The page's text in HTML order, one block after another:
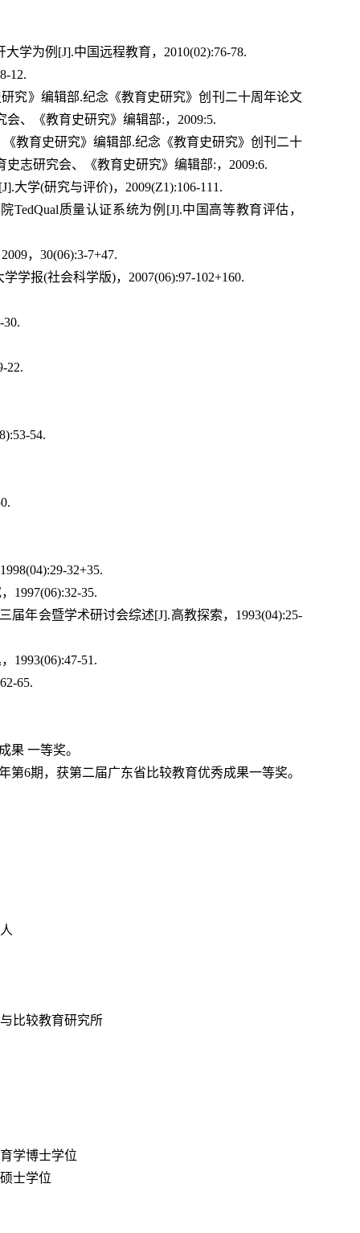
学为例[J].中国远程教育，2010(02):76-78.
12.
究》编辑部.纪念《教育史研究》创刊二十周年论文
、《教育史研究》编辑部:，2009:5.
教育史研究》编辑部.纪念《教育史研究》创刊二十
志研究会、《教育史研究》编辑部:，2009:6.
大学(研究与评价)，2009(Z1):106-111.
质量认证系统为例[J].中国高等教育评估，
，30(06):3-7+47.
学报(社会科学版)，2007(06):97-102+160.
22.
54.
32+35.
1997(06):32-35.
年会暨学术研讨会综述[J].高教探索，1993(04):25-
1993(06):47-51.
65.
果 一等奖。
第6期，获第二届广东省比较教育优秀成果一等奖。
比较教育研究所
学博士学位
士学位